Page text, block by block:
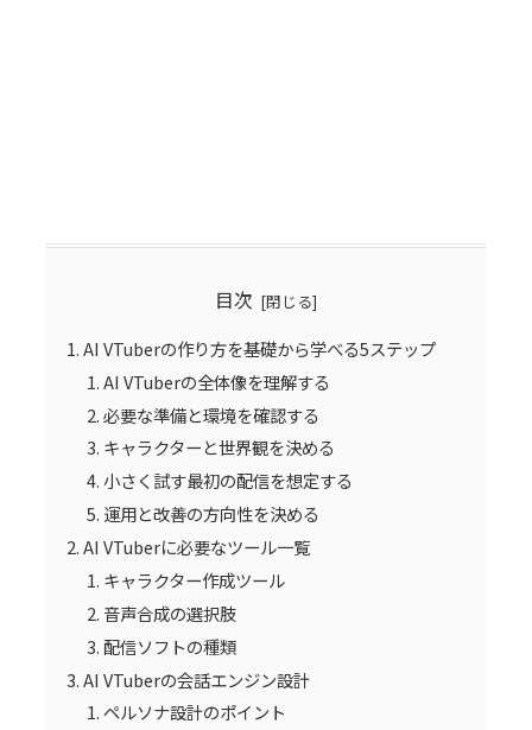
目次
AI VTuberの作り方を基礎から学べる5ステップ
AI VTuberの全体像を理解する
必要な準備と環境を確認する
キャラクターと世界観を決める
小さく試す最初の配信を想定する
運用と改善の方向性を決める
AI VTuberに必要なツール一覧
キャラクター作成ツール
音声合成の選択肢
配信ソフトの種類
AI VTuberの会話エンジン設計
ペルソナ設計のポイント